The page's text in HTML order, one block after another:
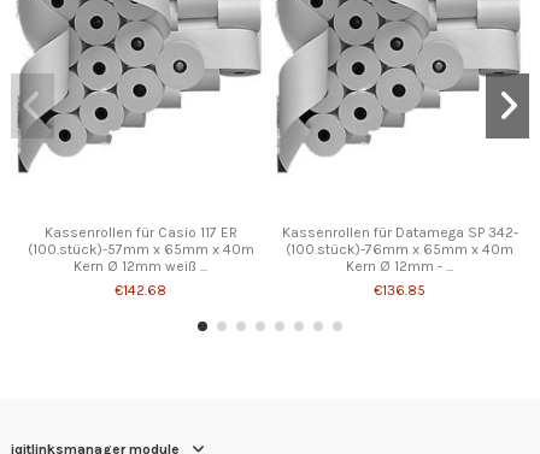
Kassenrollen für Casio 117 ER
(100.stück)-57mm x 65mm x 40m
Kern Ø 12mm weiß ...
€142.68
Kassenrollen für Datamega SP 342-
(100.stück)-76mm x 65mm x 40m
Kern Ø 12mm - ...
€136.85
On sale!
iqitlinksmanager module